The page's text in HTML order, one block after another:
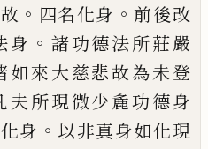
。 四名化身 。前後改
身 。 諸功德法所莊嚴
如來大慈悲故為未登
夫所現微少麁功德身
身 。 以非真身如化現